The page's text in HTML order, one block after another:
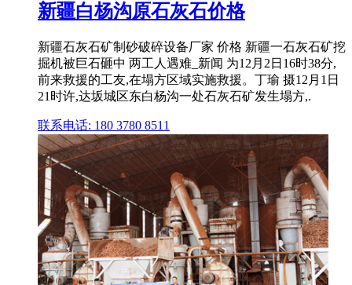
新疆白杨沟原石灰石价格
新疆石灰石矿制砂破碎设备厂家 价格 新疆一石灰石矿挖
掘机被巨石砸中 两工人遇难_新闻 为12月2日16时38分,
前来救援的工友,在塌方区域实施救援。丁瑜 摄12月1日
21时许,达坂城区东白杨沟一处石灰石矿发生塌方,.
联系电话: 180 3780 8511